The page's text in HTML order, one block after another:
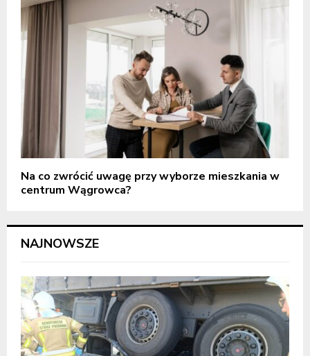
Na co zwrócić uwagę przy wyborze mieszkania w
centrum Wągrowca?
NAJNOWSZE